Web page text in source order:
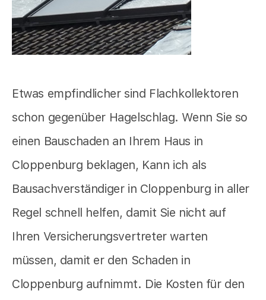
Etwas empfindlicher sind Flachkollektoren
schon gegenüber Hagelschlag. Wenn Sie so
einen Bauschaden an Ihrem Haus in
Cloppenburg beklagen, Kann ich als
Bausachverständiger in Cloppenburg in aller
Regel schnell helfen, damit Sie nicht auf
Ihren Versicherungsvertreter warten
müssen, damit er den Schaden in
Cloppenburg aufnimmt. Die Kosten für den